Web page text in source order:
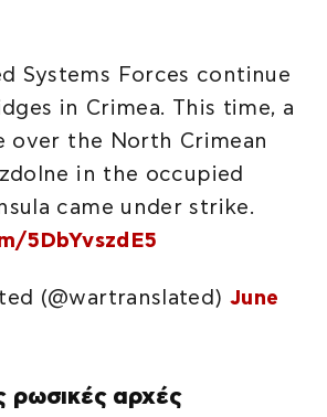
Systems Forces continue
in Crimea. This time, a
over the North Crimean
in the occupied
came under strike.
5DbYvszdE5
(@wartranslated) June
ρωσικές αρχές